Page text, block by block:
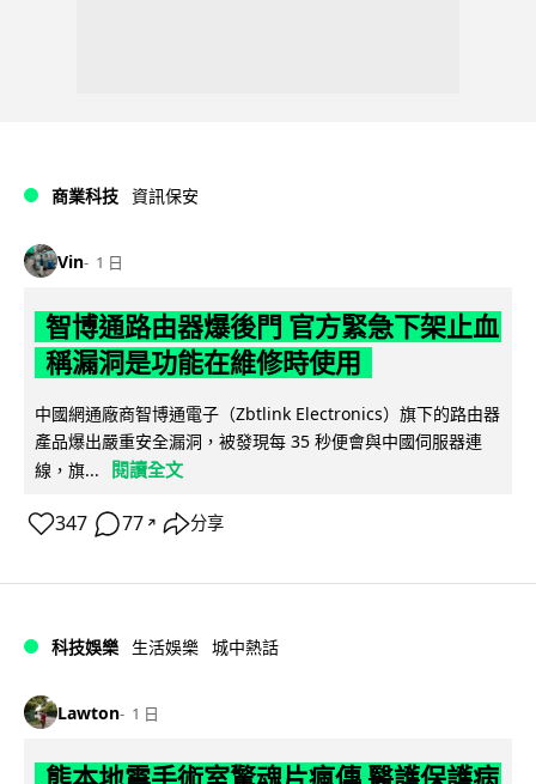
商業科技 資訊保安
Vin 1 日
智博通路由器爆後門 官方緊急下架止血
稱漏洞是功能在維修時使用
中國網通廠商智博通電子（Zbtlink Electronics）旗下的路由器
產品爆出嚴重安全漏洞，被發現每 35 秒便會與中國伺服器連
線，旗...
閱讀全文
347 77 ↗ 分享
科技娛樂 生活娛樂 城中熱話
Lawton 1 日